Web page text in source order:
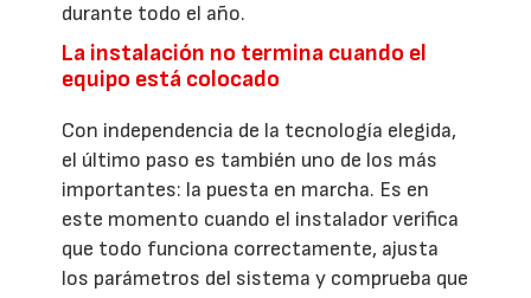
durante todo el año.
La instalación no termina cuando el
equipo está colocado
Con independencia de la tecnología elegida,
el último paso es también uno de los más
importantes: la puesta en marcha. Es en
este momento cuando el instalador verifica
que todo funciona correctamente, ajusta
los parámetros del sistema y comprueba que